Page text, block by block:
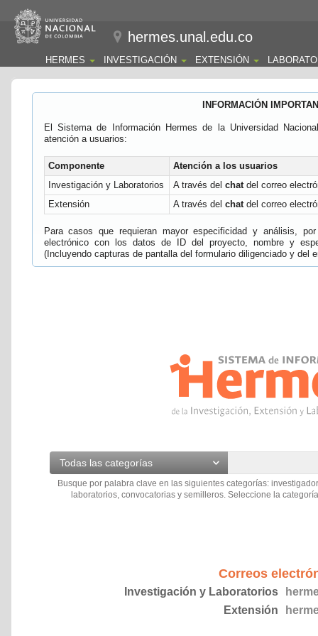
hermes.unal.edu.co
HERMES INVESTIGACIÓN EXTENSIÓN
INFORMACIÓN
El Sistema de Información Hermes de la Universidad
atención a usuarios:
Componente
Atención a los usuarios
Investigación y Laboratorios
A través del chatdel correo
Extensión
A través del chatdel correo
Para casos que requieran mayor especificidad y análisis,
electrónico con los datos de ID del proyecto, nombre y
(Incluyendo capturas de pantalla del formulario diligenciado y del
Todas las categorías
Busque por palabra clave en las siguientes categorías:
laboratorios, convocatorias y semilleros. Seleccione la
Correos
Investigación y Laboratorios
Extensión